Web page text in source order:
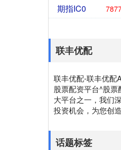
期指IC0
联丰优配
联丰优配-联丰优配
股票配资平台^股
大平台之一，我们
投资机会，为您创
话题标签